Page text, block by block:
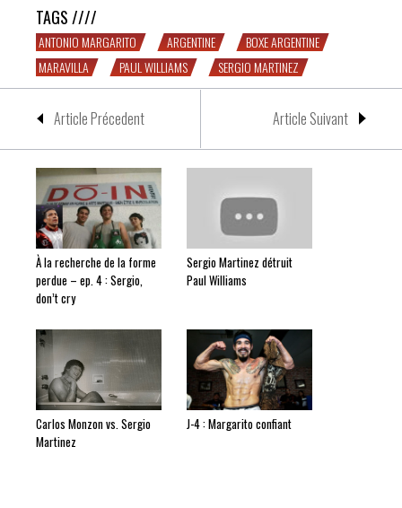
TAGS ////
ANTONIO MARGARITO ARGENTINE
BOXE ARGENTINE
MARAVILLA
PAUL WILLIAMS SERGIO MARTINEZ
Article Précedent Article Suivant
À la recherche de la forme
perdue – ep. 4 : Sergio,
don’t cry
Sergio Martinez détruit
Paul Williams
Carlos Monzon vs. Sergio
Martinez
J-4 : Margarito confiant